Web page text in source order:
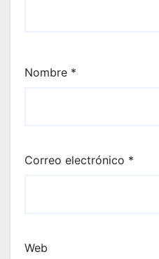
Nombre *
Correo electrónico *
Web